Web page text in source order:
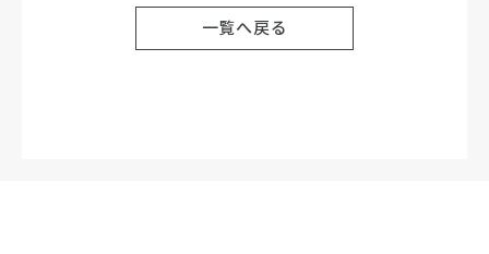
一覧へ戻る